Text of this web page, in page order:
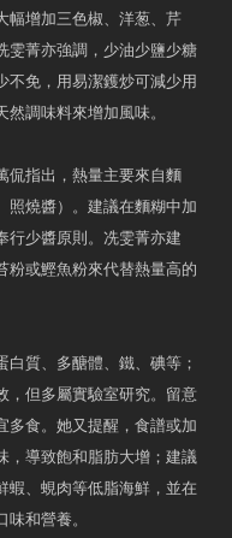
幅增加三色椒、洋葱、芹
雯菁亦強調，少油少鹽少糖
不免，用易潔鑊炒可減少用
調味料來增加風味。
侃指出，熱量主要來自麵
照燒醬）。建議在麵糊中加
行少醬原則。冼雯菁亦建
粉或鰹魚粉來代替熱量高的
質、多醣體、鐵、碘等；
，但多屬實驗室研究。留意
多食。她又提醒，食譜或加
，導致飽和脂肪大增；建議
蝦、蜆肉等低脂海鮮，並在
和營養。